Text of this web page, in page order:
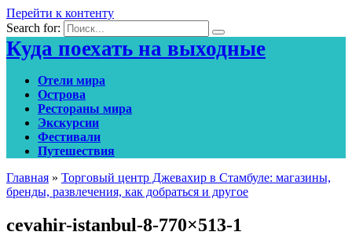
Перейти к контенту
Search for:
Куда поехать на выходные
Отели мира
Острова
Рестораны мира
Экскурсии
Фестивали
Путешествия
Главная » Торговый центр Джевахир в Стамбуле: магазины,
бренды, развлечения, как добраться и другое
cevahir-istanbul-8-770×513-1